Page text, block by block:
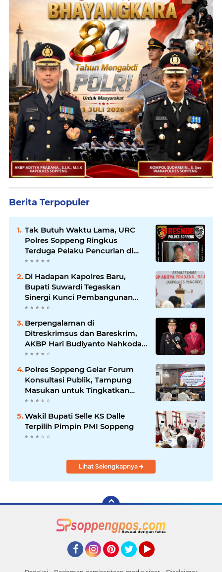
Berita Terpopuler
Tak Butuh Waktu Lama, URC
Polres Soppeng Ringkus
Terduga Pelaku Pencurian di
Liliriaja
Di Hadapan Kapolres Baru,
Bupati Suwardi Tegaskan
Sinergi Kunci Pembangunan
Soppeng
Berpengalaman di
Ditreskrimsus dan Bareskrim,
AKBP Hari Budiyanto Nahkodai
Polres Soppeng
Polres Soppeng Gelar Forum
Konsultasi Publik, Tampung
Masukan untuk Tingkatkan
Pelayanan
Wakil Bupati Selle KS Dalle
Terpilih Pimpin PMI Soppeng
Lihat Selengkapnya